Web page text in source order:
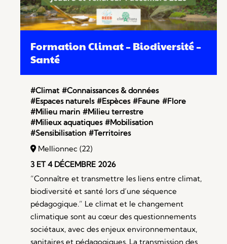
Formation Climat – Biodiversité –
Santé
#Climat #Connaissances & données
#Espaces naturels #Espèces #Faune #Flore
#Milieu marin #Milieu terrestre
#Milieux aquatiques #Mobilisation
#Sensibilisation #Territoires
Mellionnec (22)
3 ET 4 DÉCEMBRE 2026
“Connaître et transmettre les liens entre climat,
biodiversité et santé lors d’une séquence
pédagogique.” Le climat et le changement
climatique sont au cœur des questionnements
sociétaux, avec des enjeux environnementaux,
sanitaires et pédagogiques. La transmission des